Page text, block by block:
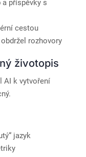
příspěvky s
cestou
rozhovory
životopis
AI k vytvoření
jazyk